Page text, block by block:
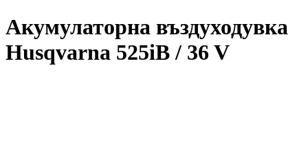
Акумулаторна въздуходувка
Husqvarna 525iB / 36 V